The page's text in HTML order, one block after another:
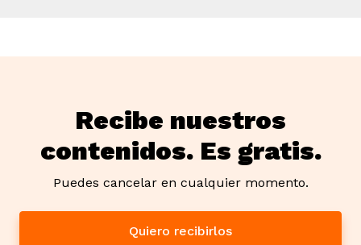
Recibe nuestros
contenidos. Es gratis.
Puedes cancelar en cualquier momento.
Quiero recibirlos